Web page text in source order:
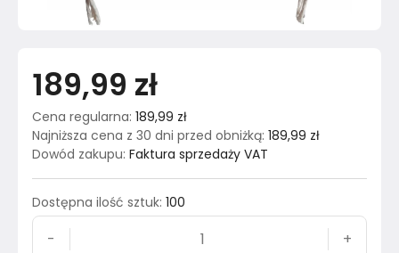
189,99 zł
Cena regularna: 189,99 zł
Najniższa cena z 30 dni przed obniżką: 189,99 zł
Dowód zakupu: Faktura sprzedaży VAT
Dostępna ilość sztuk: 100
- +